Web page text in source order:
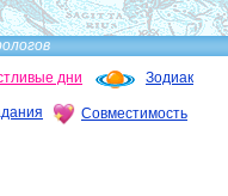
дни Зодиак
Совместимость